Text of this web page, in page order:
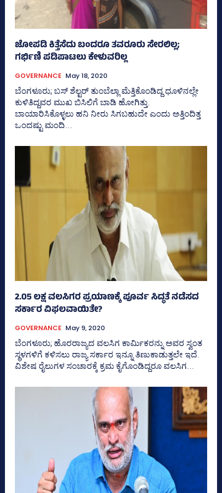
ಜೋಪಡಿ ಕಿತ್ತೆಸೆದು ಬಂದರೂ ತವರೂರು ಸೇರಲಿಲ್ಲ;
ಗರ್ಭಿಣಿ ಪಡಿಪಾಟಲು ಕೇಳುವರಿಲ್ಲ
GOVERNANCE May 18, 2020
ಬೆಂಗಳೂರು; ಬಸ್‌ ಶೆಲ್ಟರ್‌ ತುಂಬೆಲ್ಲಾ ಮೆತ್ತಿಕೊಂಡಿದ್ದ ಧೂಳಿನಲ್ಲೇ
ಕುಳಿತಿದ್ದವರ ಮುಖ ಬಿಸಿಲಿಗೆ ಬಾಡಿ ಹೋಗಿತ್ತು.
ಬಾಯಾರಿಸಿಕೊಳ್ಳಲು ಹನಿ ನೀರು ಸಿಗಬಹುದೇ ಎಂದು ಅತ್ತಿಂದಿತ್ತ
ಒಂದಷ್ಟು ಮಂದಿ...
2.05 ಲಕ್ಷ ವಲಸಿಗರ ಪ್ರಯಾಣಕ್ಕೆ ಪೂರ್ವ ಸಿದ್ಧತೆ ನಡೆಸದ
ಸರ್ಕಾರ ವಿಫಲವಾಯಿತೇ?
GOVERNANCE May 9, 2020
ಬೆಂಗಳೂರು; ಹೊರರಾಜ್ಯದ ವಲಸಿಗ ಕಾರ್ಮಿಕರನ್ನು ಅವರ ಸ್ವಂತ
ಸ್ಥಳಗಳಿಗೆ ಕಳಿಸಲು ರಾಜ್ಯ ಸರ್ಕಾರ ಇನ್ನೂ ತಿಣುಕಾಡುತ್ತಲೇ ಇದೆ.
ವಿಶೇಷ ರೈಲುಗಳ ಸಂಚಾರಕ್ಕೆ ಕ್ರಮ ಕೈಗೊಂಡಿದ್ದರೂ ವಲಸಿಗ...